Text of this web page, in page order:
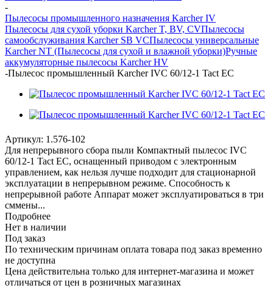
-
Пылесосы промышленного назначения Karcher IV
Пылесосы для сухой уборки Karcher T, BV, CVПылесосы
самообслуживания Karcher SB VCПылесосы универсальные
Karcher NT (Пылесосы для сухой и влажной уборки)Ручные
аккумуляторные пылесосы Karcher HV
-Пылесос промышленный Karcher IVC 60/12-1 Tact ЕС
Артикул: 1.576-102
Для непрерывного сбора пыли Компактный пылесос IVC
60/12-1 Tact EC, оснащенный приводом с электронным
управлением, как нельзя лучше подходит для стационарной
эксплуатации в непрерывном режиме. Способность к
непрерывной работе Аппарат может эксплуатироваться в три
сммены...
Подробнее
Нет в наличии
Под заказ
По техническим причинам оплата товара под заказ временно
не доступна
Цена действительна только для интернет-магазина и может
отличаться от цен в розничных магазинах